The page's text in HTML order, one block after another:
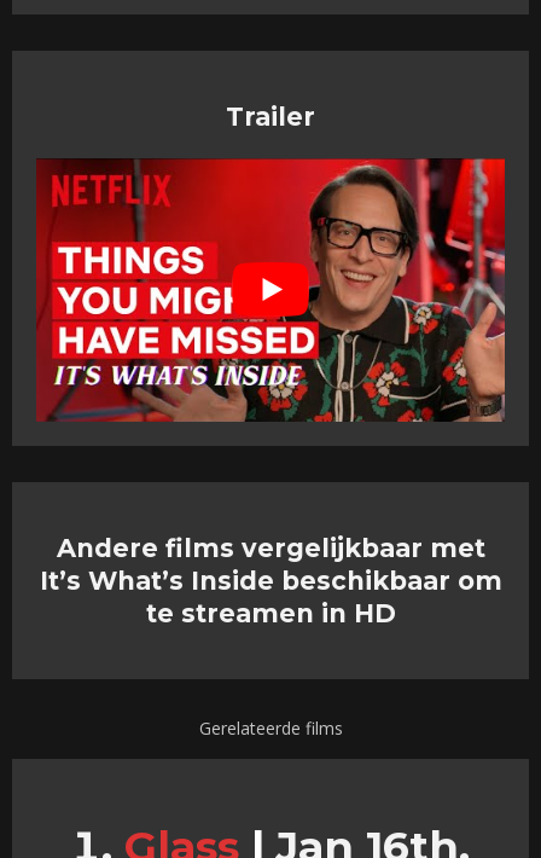
Trailer
Andere films vergelijkbaar met
It’s What’s Inside beschikbaar om
te streamen in HD
Gerelateerde films
Glass | Jan 16th,